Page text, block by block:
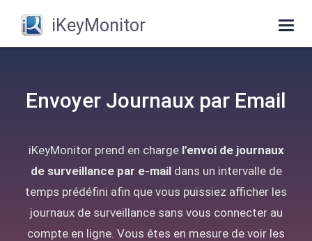
iKeyMonitor
Envoyer Journaux par Email
iKeyMonitor prend en charge l'envoi de journaux
de surveillance par e-maildans un intervalle de
temps prédéfini afin que vous puissiez afficher les
journaux de surveillance sans vous connecter au
compte en ligne. Vous êtes en mesure de voir les